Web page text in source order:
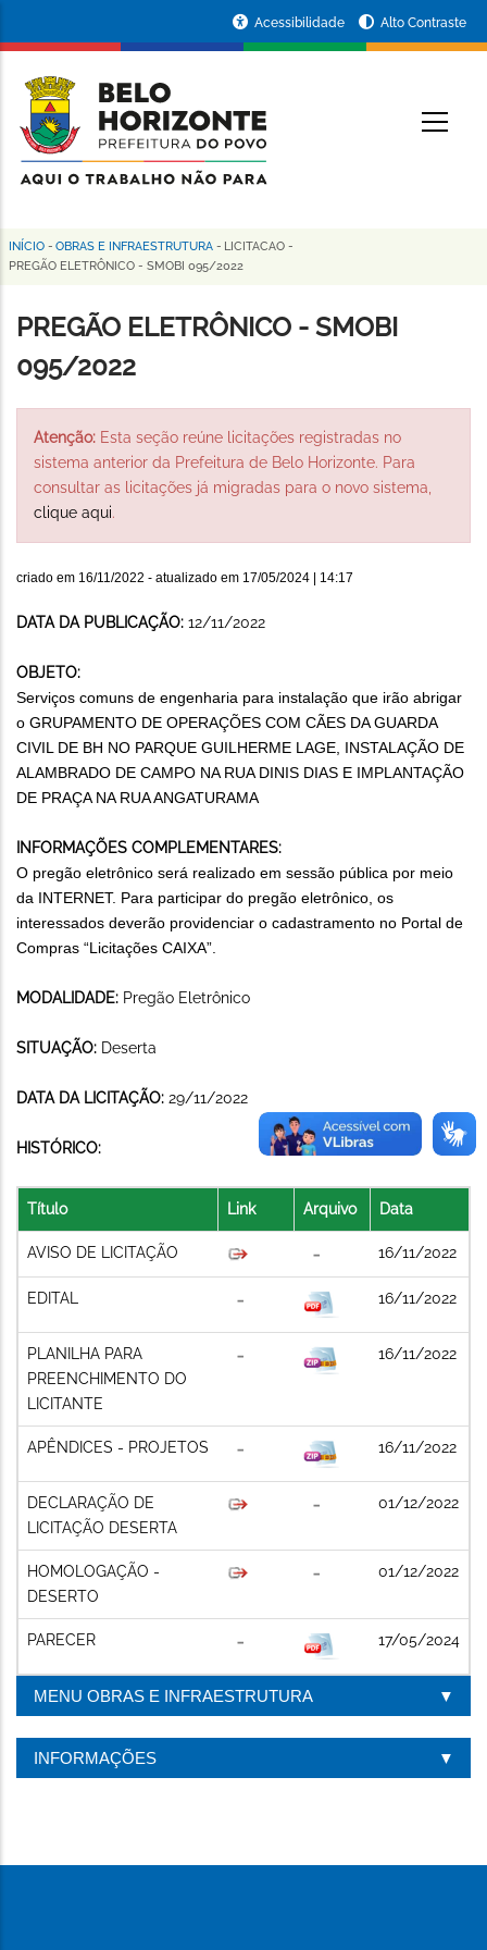
conteúdo
principal
da
Prefeitura
de
Horizonte
Acessibilidade Alto Contraste
Trilha
navegação
INÍCIO - OBRAS E INFRAESTRUTURA - LICITACAO -
PREGÃO ELETRÔNICO - SMOBI 095/2022
PREGÃO ELETRÔNICO - SMOBI
095/2022
Atenção: Esta seção reúne licitações registradas no
sistema anterior da Prefeitura de Belo Horizonte. Para
consultar as licitações já migradas para o novo sistema,
clique aqui.
criado em 16/11/2022 - atualizado em 17/05/2024 | 14:17
DATA DA PUBLICAÇÃO: 12/11/2022
OBJETO:
Serviços comuns de engenharia para instalação que irão abrigar
o GRUPAMENTO DE OPERAÇÕES COM CÃES DA GUARDA
CIVIL DE BH NO PARQUE GUILHERME LAGE, INSTALAÇÃO DE
ALAMBRADO DE CAMPO NA RUA DINIS DIAS E IMPLANTAÇÃO
DE PRAÇA NA RUA ANGATURAMA
INFORMAÇÕES COMPLEMENTARES:
O pregão eletrônico será realizado em sessão pública por meio
da INTERNET. Para participar do pregão eletrônico, os
interessados deverão providenciar o cadastramento no Portal de
Compras “Licitações CAIXA”.
MODALIDADE: Pregão Eletrônico
SITUAÇÃO: Deserta
DATA DA LICITAÇÃO: 29/11/2022
HISTÓRICO:
Título Link Arquivo Data
AVISO DE LICITAÇÃO 16/11/2022
EDITAL 16/11/2022
PLANILHA PARA
PREENCHIMENTO DO
LICITANTE
16/11/2022
APÊNDICES - PROJETOS 16/11/2022
DECLARAÇÃO DE
LICITAÇÃO DESERTA
01/12/2022
HOMOLOGAÇÃO -
DESERTO
01/12/2022
PARECER 17/05/2024
MENU OBRAS E INFRAESTRUTURA
INFORMAÇÕES